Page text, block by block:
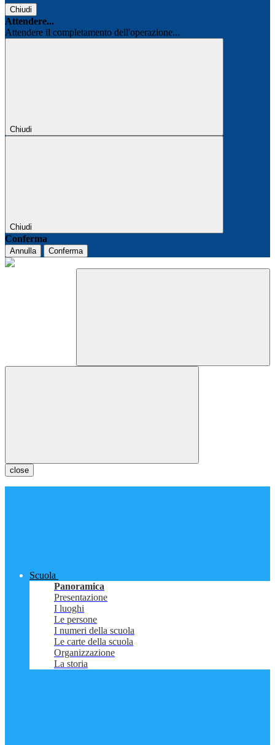
Chiudi
Attendere...
Attendere il completamento dell'operazione...
Chiudi
Chiudi
Conferma
Annulla Conferma
close
Scuola
Panoramica
Presentazione
I luoghi
Le persone
I numeri della scuola
Le carte della scuola
Organizzazione
La storia